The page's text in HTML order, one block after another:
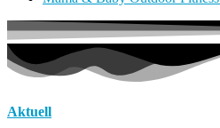
Aktuell